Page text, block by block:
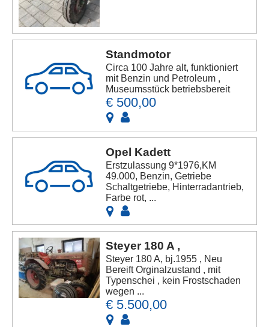
Standmotor
Circa 100 Jahre alt, funktioniert
mit Benzin und Petroleum ,
Museumsstück betriebsbereit
€ 500,00
Opel Kadett
Erstzulassung 9*1976,KM
49.000, Benzin, Getriebe
Schaltgetriebe, Hinterradantrieb,
Farbe rot, ...
Steyer 180 A ,
Steyer 180 A, bj.1955 , Neu
Bereift Orginalzustand , mit
Typenschei , kein Frostschaden
wegen ...
€ 5.500,00